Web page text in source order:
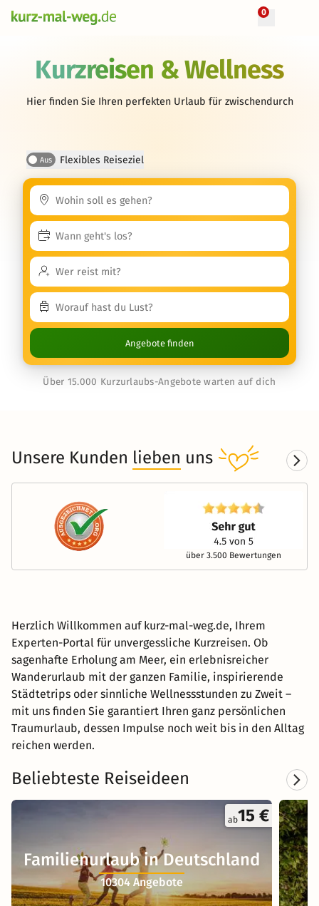
0
Kurzreisen & Wellness
Hier finden Sie Ihren perfekten Urlaub für zwischendurch
Aus Flexibles Reiseziel
Angebote finden
Über 15.000 Kurzurlaubs-Angebote warten auf dich
Unsere Kunden lieben uns
über 3.500 Bewertungen
Herzlich Willkommen auf kurz-mal-weg.de, Ihrem
Experten-Portal für unvergessliche Kurzreisen. Ob
sagenhafte Erholung am Meer, ein erlebnisreicher
Wanderurlaub mit der ganzen Familie, inspirierende
Städtetrips oder sinnliche Wellnessstunden zu Zweit –
mit uns finden Sie garantiert Ihren ganz persönlichen
Traumurlaub, dessen Impulse noch weit bis in den Alltag
reichen werden.
Beliebteste Reiseideen
ab15 €
Familienurlaub in Deutschland
10304 Angebote